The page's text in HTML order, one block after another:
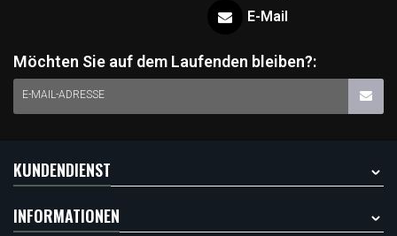
E-Mail
Möchten Sie auf dem Laufenden bleiben?:
E-MAIL-ADRESSE
KUNDENDIENST
INFORMATIONEN